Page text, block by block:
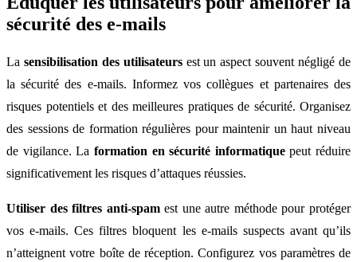
sécurité des e-mails
La sensibilisation des utilisateursest un aspect souvent négligé de
la sécurité des e-mails. Informez vos collègues et partenaires des
risques potentiels et des meilleures pratiques de sécurité. Organisez
des sessions de formation régulières pour maintenir un haut niveau
de vigilance. La formation en sécurité informatiquepeut réduire
significativement les risques d’attaques réussies.
Utiliser des filtres anti-spamest une autre méthode pour protéger
vos e-mails. Ces filtres bloquent les e-mails suspects avant qu’ils
n’atteignent votre boîte de réception. Configurez vos paramètres de